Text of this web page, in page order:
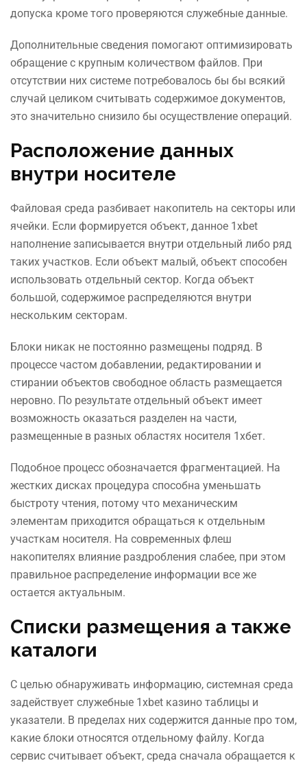
допуска кроме того проверяются служебные данные.
Дополнительные сведения помогают оптимизировать
обращение с крупным количеством файлов. При
отсутствии них системе потребовалось бы бы всякий
случай целиком считывать содержимое документов,
это значительно снизило бы осуществление операций.
Расположение данных
внутри носителе
Файловая среда разбивает накопитель на секторы или
ячейки. Если формируется объект, данное 1xbet
наполнение записывается внутри отдельный либо ряд
таких участков. Если объект малый, объект способен
использовать отдельный сектор. Когда объект
большой, содержимое распределяются внутри
нескольким секторам.
Блоки никак не постоянно размещены подряд. В
процессе частом добавлении, редактировании и
стирании объектов свободное область размещается
неровно. По результате отдельный объект имеет
возможность оказаться разделен на части,
размещенные в разных областях носителя 1хбет.
Подобное процесс обозначается фрагментацией. На
жестких дисках процедура способна уменьшать
быстроту чтения, потому что механическим
элементам приходится обращаться к отдельным
участкам носителя. На современных флеш
накопителях влияние раздробления слабее, при этом
правильное распределение информации все же
остается актуальным.
Списки размещения а также
каталоги
С целью обнаруживать информацию, системная среда
задействует служебные 1xbet казино таблицы и
указатели. В пределах них содержится данные про том,
какие блоки относятся отдельному файлу. Когда
сервис считывает объект, среда сначала обращается к